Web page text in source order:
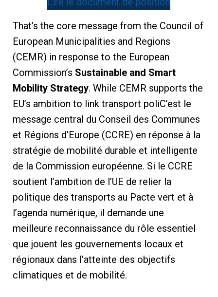
That’s the core message from the Council of
European Municipalities and Regions
(CEMR) in response to the European
Commission’s Sustainable and Smart
Mobility Strategy. While CEMR supports the
EU’s ambition to link transport poliC’est le
message central du Conseil des Communes
et Régions d’Europe (CCRE) en réponse à la
stratégie de mobilité durable et intelligente
de la Commission européenne. Si le CCRE
soutient l’ambition de l’UE de relier la
politique des transports au Pacte vert et à
l’agenda numérique, il demande une
meilleure reconnaissance du rôle essentiel
que jouent les gouvernements locaux et
régionaux dans l’atteinte des objectifs
climatiques et de mobilité.